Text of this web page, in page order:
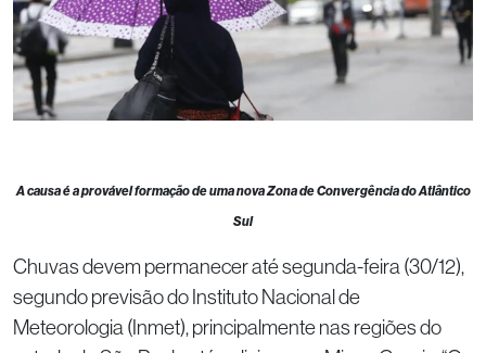
A causa é a provável formação de uma nova Zona de Convergência do Atlântico
Sul
Chuvas devem permanecer até segunda-feira (30/12),
segundo previsão do Instituto Nacional de
Meteorologia (Inmet), principalmente nas regiões do